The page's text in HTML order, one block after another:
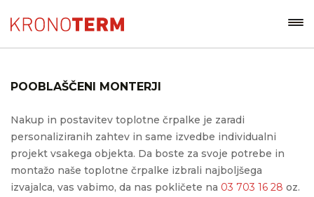
POOBLAŠČENI MONTERJI
Nakup in postavitev toplotne črpalke je zaradi
personaliziranih zahtev in same izvedbe individualni
projekt vsakega objekta. Da boste za svoje potrebe in
montažo naše toplotne črpalke izbrali najboljšega
izvajalca, vas vabimo, da nas pokličete na 03 703 16 28 oz.